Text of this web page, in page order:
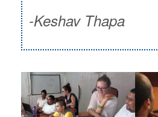
-Keshav Thapa